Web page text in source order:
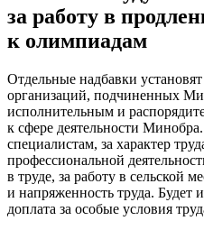
за работу в
к олимпиадам
Отдельные надбавки
организаций, подчиненных
исполнительным и
к сфере деятельности
специалистам, за характер
профессиональной
в труде, за работу в сельской
и напряженность труда.
доплата за особые условия